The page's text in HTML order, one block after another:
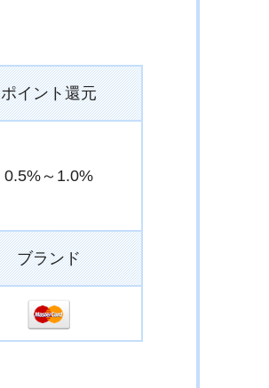
ポイント還元
0.5%～1.0%
ブランド